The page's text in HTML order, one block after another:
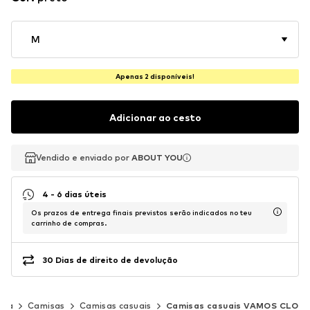
M
Apenas 2 disponíveis!
Adicionar ao cesto
Vendido e enviado por ABOUT YOU
Vendido e enviado por ABOUT YOU
4 - 6 dias úteis
Os prazos de entrega finais previstos serão indicados no teu
carrinho de compras.
30 Dias de direito de devolução
Camisas Camisas casuais Camisas casuais VAMOS CLO